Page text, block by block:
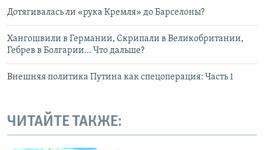
Дотягивалась ли «рука Кремля» до Барселоны?
Хангошвили в Германии, Скрипали в Великобритании,
Гебрев в Болгарии... Что дальше?
Внешняя политика Путина как спецоперация: Часть 1
ЧИТАЙТЕ ТАКЖЕ: